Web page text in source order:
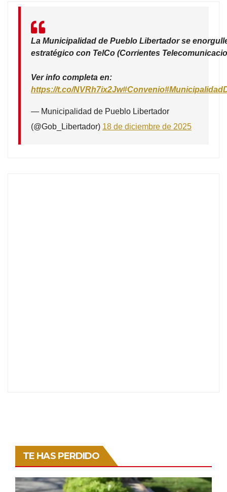
La Municipalidad de Pueblo Libertador se
estratégico con TelCo (Corrientes
Ver info completa en:
https://t.co/NVRh7ix2Jw#Convenio
— Municipalidad de Pueblo Libertador
(@Gob_Libertador) 18 de diciembre de 2025
TE HAS PERDIDO